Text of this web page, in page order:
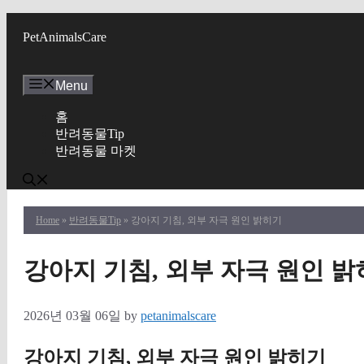
PetAnimalsCare
Menu
홈
반려동물Tip
반려동물 마켓
Home » 반려동물Tip » 강아지 기침, 외부 자극 원인 밝히기
강아지 기침, 외부 자극 원인 밝
2026년 03월 06일 by petanimalscare
강아지 기침, 외부 자극 원인 밝히기